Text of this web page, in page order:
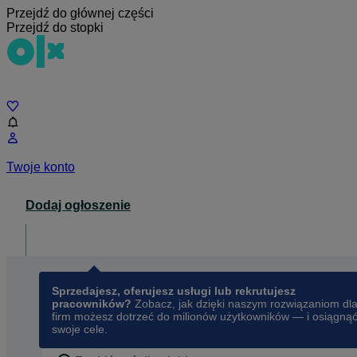
Przejdź do głównej części
Przejdź do stopki
Twoje konto
Dodaj ogłoszenie
Sprzedajesz, oferujesz usługi lub rekrutujesz
pracowników? Zobacz, jak dzięki naszym rozwiązaniom dla
firm możesz dotrzeć do milionów użytkowników — i osiągnąć
swoje cele.